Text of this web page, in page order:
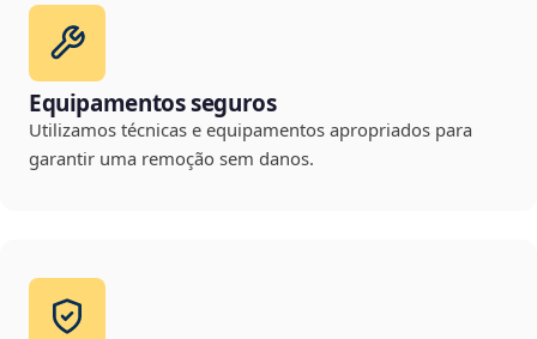
Equipamentos seguros
Utilizamos técnicas e equipamentos apropriados para
garantir uma remoção sem danos.